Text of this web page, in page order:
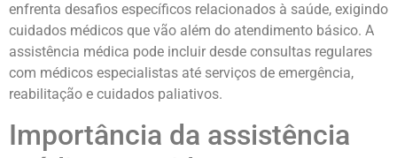
enfrenta desafios específicos relacionados à saúde, exigindo
cuidados médicos que vão além do atendimento básico. A
assistência médica pode incluir desde consultas regulares
com médicos especialistas até serviços de emergência,
reabilitação e cuidados paliativos.
Importância da assistência